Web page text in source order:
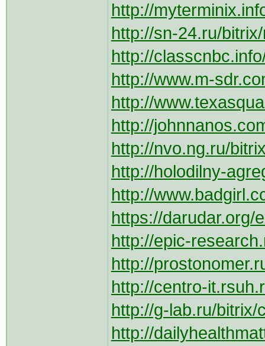
http://
http://sn-24.ru/
http://
http://www.m-
http://
http://
http://nvo.ng.ru/
http://holodilny-
http://
https://darudar.org/
http://epic-
http://
http://centro-
http://g-lab.ru/
http://